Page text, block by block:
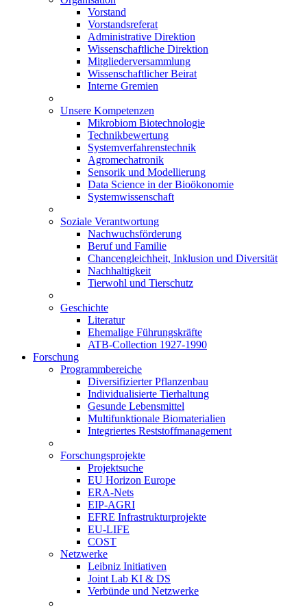
Vorstand
Vorstandsreferat
Administrative Direktion
Wissenschaftliche Direktion
Mitgliederversammlung
Wissenschaftlicher Beirat
Interne Gremien
Unsere Kompetenzen
Mikrobiom Biotechnologie
Technikbewertung
Systemverfahrenstechnik
Agromechatronik
Sensorik und Modellierung
Data Science in der Bioökonomie
Systemwissenschaft
Soziale Verantwortung
Nachwuchsförderung
Beruf und Familie
Chancengleichheit, Inklusion und Diversität
Nachhaltigkeit
Tierwohl und Tierschutz
Geschichte
Literatur
Ehemalige Führungskräfte
ATB-Collection 1927-1990
Forschung
Programmbereiche
Diversifizierter Pflanzenbau
Individualisierte Tierhaltung
Gesunde Lebensmittel
Multifunktionale Biomaterialien
Integriertes Reststoffmanagement
Forschungsprojekte
Projektsuche
EU Horizon Europe
ERA-Nets
EIP-AGRI
EFRE Infrastrukturprojekte
EU-LIFE
COST
Netzwerke
Leibniz Initiativen
Joint Lab KI & DS
Verbünde und Netzwerke